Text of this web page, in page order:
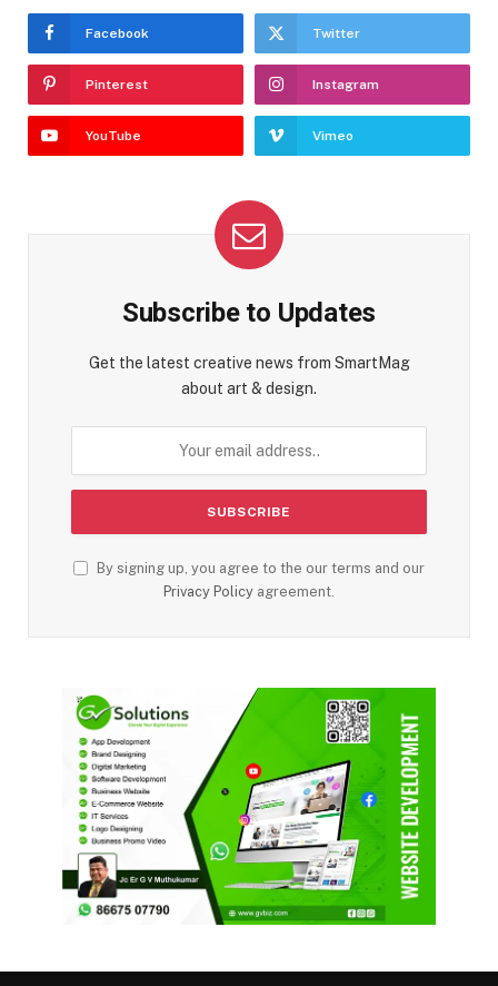
Facebook Twitter
Pinterest Instagram
YouTube Vimeo
Subscribe to Updates
Get the latest creative news from SmartMag
about art & design.
By signing up, you agree to the our terms and our
Privacy Policy agreement.